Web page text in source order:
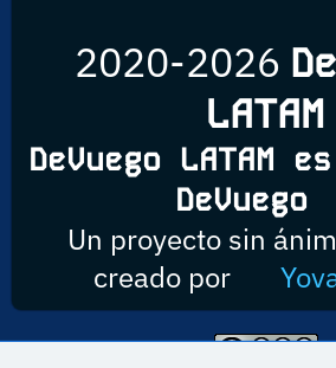
2020-2026
LATAM
DeVuego LATAM
DeVuego
Un proyecto sin
creado por